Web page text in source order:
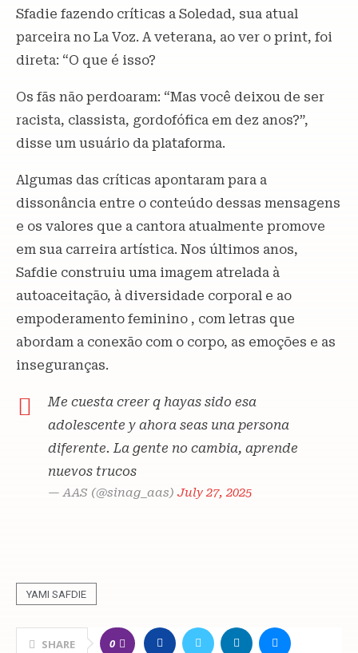
Sfadie fazendo críticas a Soledad, sua atual
parceira no La Voz. A veterana, ao ver o print, foi
direta: “O que é isso?
Os fãs não perdoaram: “Mas você deixou de ser
racista, classista, gordofófica em dez anos?”,
disse um usuário da plataforma.
Algumas das críticas apontaram para a
dissonância entre o conteúdo dessas mensagens
e os valores que a cantora atualmente promove
em sua carreira artística. Nos últimos anos,
Safdie construiu uma imagem atrelada à
autoaceitação, à diversidade corporal e ao
empoderamento feminino , com letras que
abordam a conexão com o corpo, as emoções e as
inseguranças.
Me cuesta creer q hayas sido esa
adolescente y ahora seas una persona
diferente. La gente no cambia, aprende
nuevos trucos
— AAS (@sinag_aas) July 27, 2025
YAMI SAFDIE
SHARE 0